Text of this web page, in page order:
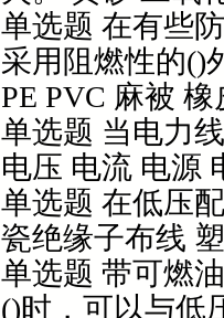
单选题 在有些
采用阻燃性的()
PE PVC 麻被 橡
单选题 当电力
电压 电流 电源
单选题 在低压
瓷绝缘子布线
单选题 带可燃
()时，可以与低